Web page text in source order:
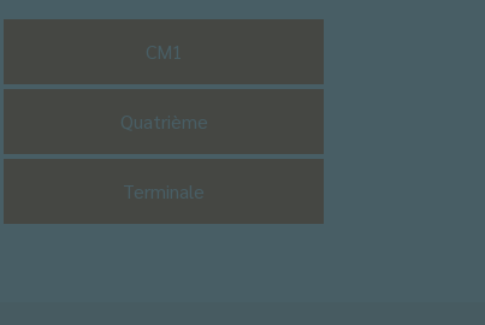
CM1
Quatrième
Terminale